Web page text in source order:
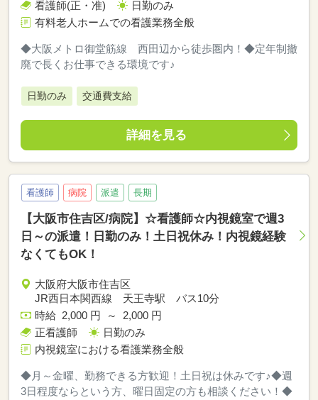
看護師(正・准)
日勤のみ
有料老人ホームでの看護業務全般
◆大阪メトロ御堂筋線 西田辺から徒歩圏内！◆定年制撤
廃で長くお仕事できる環境です♪
日勤のみ 交通費支給
詳細を見る
看護師 病院 派遣 長期
【大阪市住吉区/病院】☆看護師☆内視鏡室で週3
日～の派遣！日勤のみ！土日祝休み！内視鏡経験
なくてもOK！
大阪府大阪市住吉区
JR西日本関西線 天王寺駅 バス10分
時給 2,000 円 ～ 2,000 円
正看護師
日勤のみ
内視鏡室における看護業務全般
◆月～金曜、勤務できる方歓迎！土日祝は休みです♪◆週
3日程度ならという方、曜日固定の方も相談ください！◆